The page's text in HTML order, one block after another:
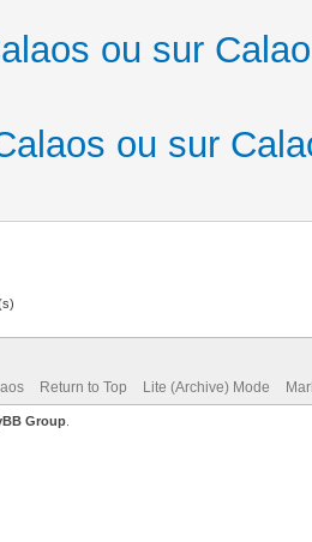
ou sur
ou sur
Return to Top Lite (Archive) Mode
Group